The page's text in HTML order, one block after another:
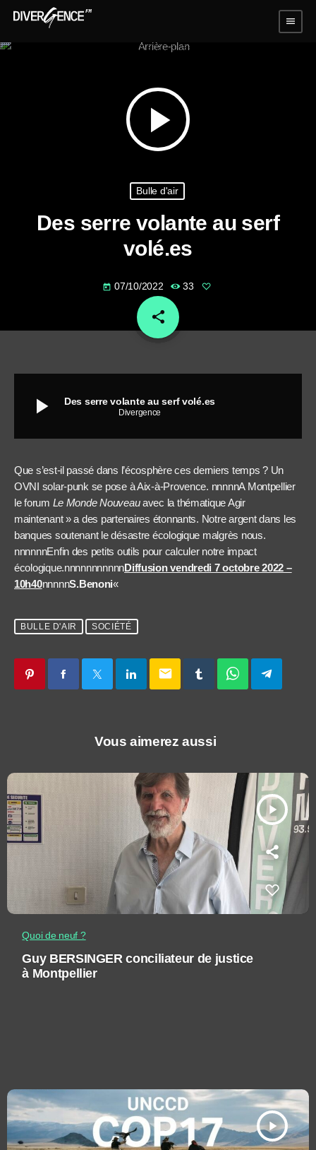
menu
play_arrow
Bulle d'air
Des serre volante au serf
volé.es
today 07/10/2022 33
share
email
play_arrow Des serre volante au serf volé.es
Divergence
Que s’est-il passé dans l’écosphère ces derniers temps ? Un
OVNI solar-punk se pose à Aix-à-Provence. nnnnnA Montpellier
le forum Le Monde Nouveauavec la thématique Agir
maintenant » a des partenaires étonnants. Notre argent dans les
banques soutenant le désastre écologique malgrès nous.
nnnnnnEnfin des petits outils pour calculer notre impact
écologique.nnnnnnnnnnnDiffusion vendredi 7 octobre 2022 –
10h40nnnnnS.Benoni«
BULLE D'AIR SOCIÉTÉ
email
Vous aimerez aussi
play_arrow
Quoi de neuf ?
Guy BERSINGER conciliateur de justice
à Montpellier
play_arrow